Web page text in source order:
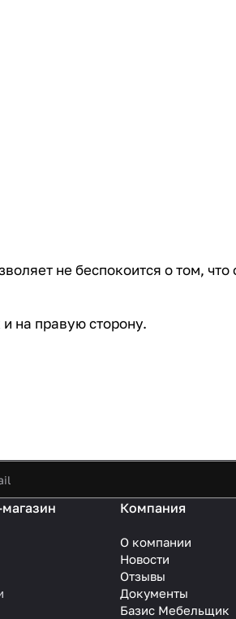
не беспокоится о том,
на правую сторону.
Компания
О компании
Новости
Отзывы
Документы
Базис Мебельщик